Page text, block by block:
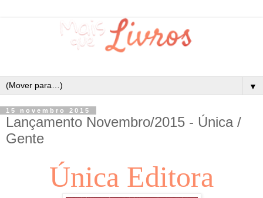
▼
15 novembro 2015
Lançamento Novembro/2015 - Única /
Gente
Única Editora